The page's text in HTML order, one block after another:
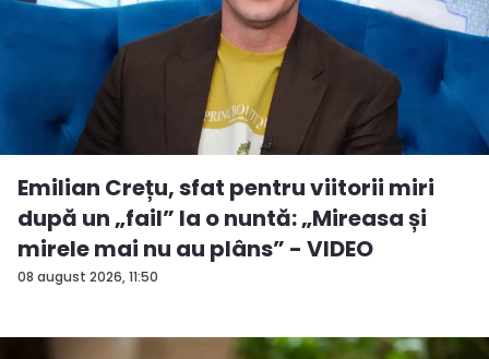
08 august 2026, 11:50
Emilian Crețu, sfat pentru viitorii miri
după un „fail” la o nuntă: „Mireasa și
mirele mai nu au plâns” - VIDEO